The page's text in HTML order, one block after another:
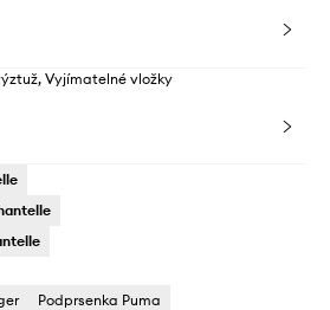
Vyjímatelné vložky
Podprsenka Puma